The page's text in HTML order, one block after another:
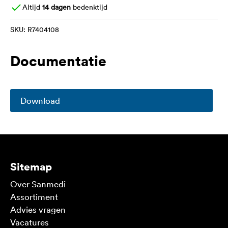
Altijd 14 dagen bedenktijd
SKU: R7404108
Documentatie
Download
Sitemap
Over Sanmedi
Assortiment
Advies vragen
Vacatures